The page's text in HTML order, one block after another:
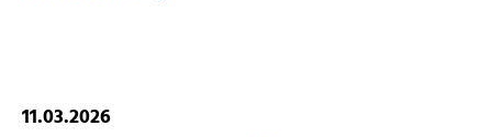
11.03.2026